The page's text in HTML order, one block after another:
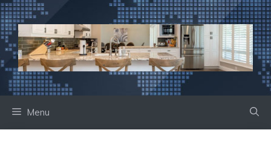
Ga
naar
de
inhoud
Menu